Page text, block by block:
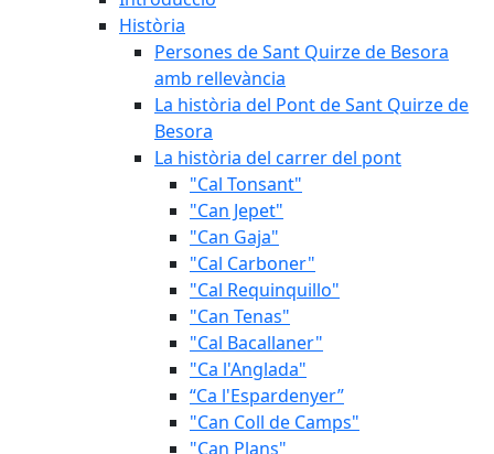
Història
Persones de Sant Quirze de Besora
amb rellevància
La història del Pont de Sant Quirze de
Besora
La història del carrer del pont
"Cal Tonsant"
"Can Jepet"
"Can Gaja"
"Cal Carboner"
"Cal Requinquillo"
"Can Tenas"
"Cal Bacallaner"
"Ca l'Anglada"
“Ca l'Espardenyer”
"Can Coll de Camps"
"Can Plans"